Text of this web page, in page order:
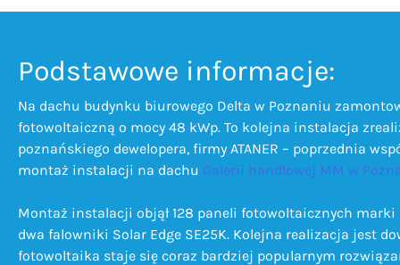
Podstawowe informacje:
Na dachu budynku biurowego Delta w Poznaniu
fotowoltaiczną o mocy 48 kWp. To kolejna instalacja
poznańskiego dewelopera, firmy ATANER – poprzednia
montaż instalacji na dachu Galerii handlowej MM w
Montaż instalacji objął 128 paneli fotowoltaicznych marki
dwa falowniki Solar Edge SE25K. Kolejna realizacja jest
fotowoltaika staje się coraz bardziej popularnym